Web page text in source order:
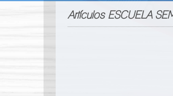
Artículos ESCUELA